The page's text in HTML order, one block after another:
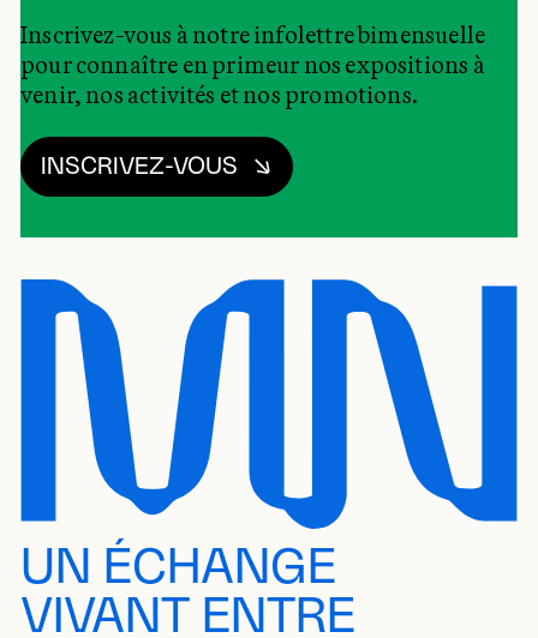
Inscrivez-vous à notre infolettre bimensuelle
pour connaître en primeur nos expositions à
venir, nos activités et nos promotions.
INSCRIVEZ-VOUS
UN ÉCHANGE
VIVANT ENTRE